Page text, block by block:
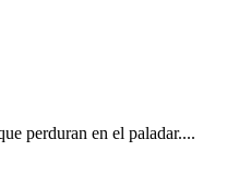
perduran en el paladar....